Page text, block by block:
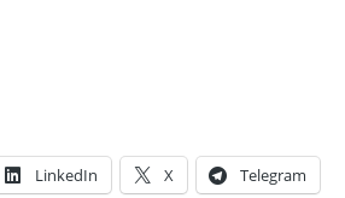
LinkedIn X Telegram